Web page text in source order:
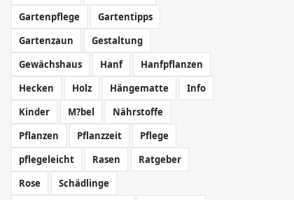
Gartenpflege
Gartentipps
Gartenzaun
Gestaltung
Gewächshaus
Hanf
Hanfpflanzen
Hecken
Holz Hängematte
Info
Kinder
M?bel
Nährstoffe
Pflanzen
Pflanzzeit
Pflege
pflegeleicht
Rasen
Ratgeber
Rose
Schädlinge